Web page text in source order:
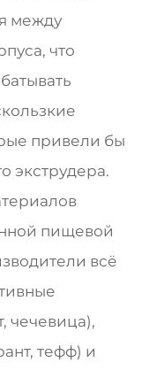
между
что
привели бы
экструдера.
пищевой
всё
чечевица),
тефф) и